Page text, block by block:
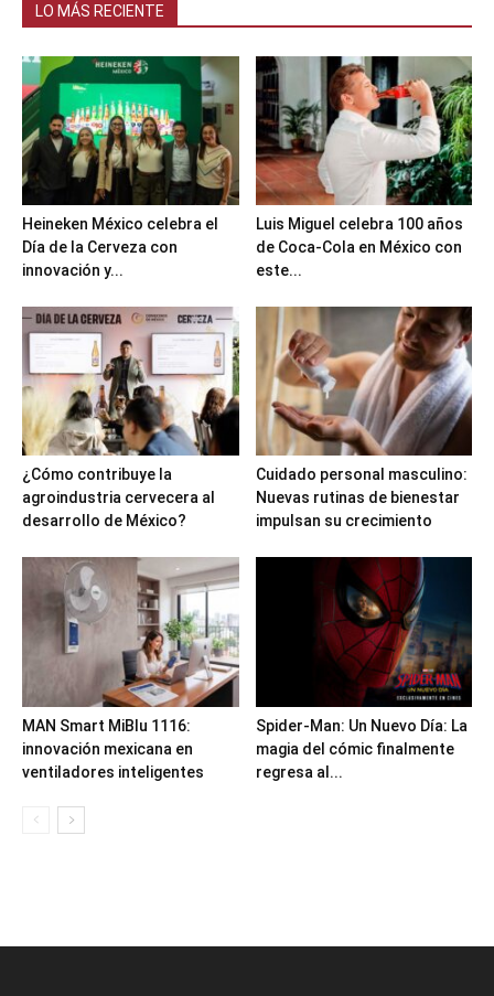
LO MÁS RECIENTE
Heineken México celebra el
Día de la Cerveza con
innovación y...
Luis Miguel celebra 100 años
de Coca-Cola en México con
este...
¿Cómo contribuye la
agroindustria cervecera al
desarrollo de México?
Cuidado personal masculino:
Nuevas rutinas de bienestar
impulsan su crecimiento
MAN Smart MiBlu 1116:
innovación mexicana en
ventiladores inteligentes
Spider-Man: Un Nuevo Día: La
magia del cómic finalmente
regresa al...